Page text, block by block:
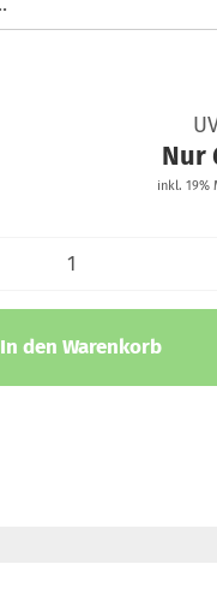
Nur
inkl. 19%
In den Warenkorb